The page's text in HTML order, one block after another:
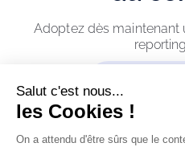
Salut c'est nous...
les Cookies !
On a attendu d'être sûrs que le
Adoptez dès maintenant
Réservez